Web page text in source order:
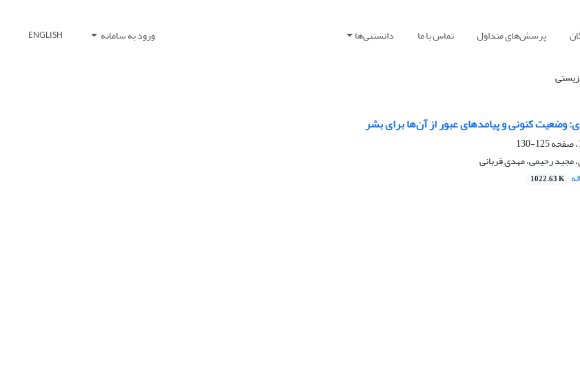
پرسش‌های متداول تماس با ما دانستنی‌ها ورود به سامانه ENGLISH
وضعیت کنونی و پیامدهای عبور از آن‌ها برای بشر
125-130
رحیمی، مهدی قربانی
1022.63 K